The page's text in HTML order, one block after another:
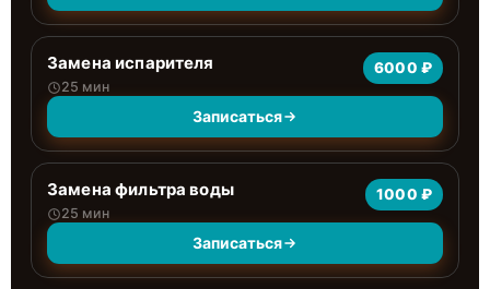
Замена испарителя
25 мин
6000 ₽
Записаться
Замена фильтра воды
25 мин
1000 ₽
Записаться